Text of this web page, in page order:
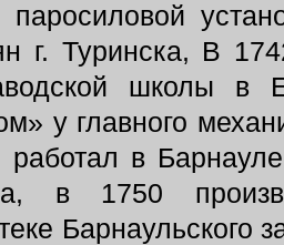
паросиловой
г. Туринска, В
школы в
у главного
в
в 1750
Барнаульского